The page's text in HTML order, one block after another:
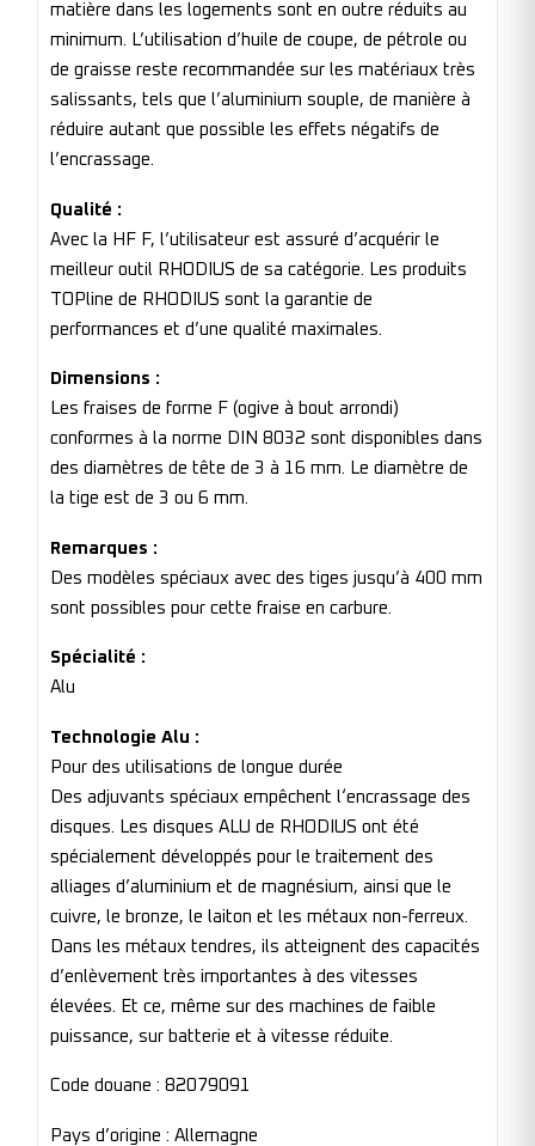
matière dans les logements sont en outre réduits au
minimum. L’utilisation d’huile de coupe, de pétrole ou
de graisse reste recommandée sur les matériaux très
salissants, tels que l’aluminium souple, de manière à
réduire autant que possible les effets négatifs de
l’encrassage.
Qualité :
Avec la HF F, l’utilisateur est assuré d’acquérir le
meilleur outil RHODIUS de sa catégorie. Les produits
TOPline de RHODIUS sont la garantie de
performances et d’une qualité maximales.
Dimensions :
Les fraises de forme F (ogive à bout arrondi)
conformes à la norme DIN 8032 sont disponibles dans
des diamètres de tête de 3 à 16 mm. Le diamètre de
la tige est de 3 ou 6 mm.
Remarques :
Des modèles spéciaux avec des tiges jusqu’à 400 mm
sont possibles pour cette fraise en carbure.
Spécialité :
Alu
Technologie Alu :
Pour des utilisations de longue durée
Des adjuvants spéciaux empêchent l‘encrassage des
disques. Les disques ALU de RHODIUS ont été
spécialement développés pour le traitement des
alliages d’aluminium et de magnésium, ainsi que le
cuivre, le bronze, le laiton et les métaux non-ferreux.
Dans les métaux tendres, ils atteignent des capacités
d’enlèvement très importantes à des vitesses
élevées. Et ce, même sur des machines de faible
puissance, sur batterie et à vitesse réduite.
Code douane : 82079091
Pays d’origine : Allemagne